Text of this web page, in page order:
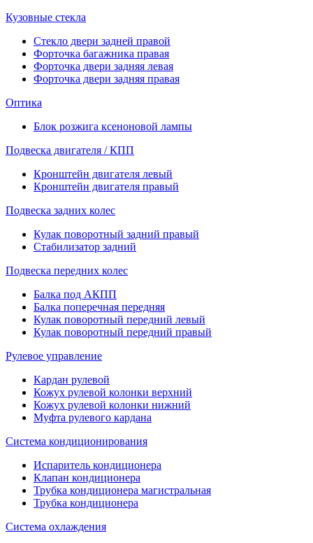
Кузовные стекла
Стекло двери задней правой
Форточка багажника правая
Форточка двери задняя левая
Форточка двери задняя правая
Оптика
Блок розжига ксеноновой лампы
Подвеска двигателя / КПП
Кронштейн двигателя левый
Кронштейн двигателя правый
Подвеска задних колес
Кулак поворотный задний правый
Стабилизатор задний
Подвеска передних колес
Балка под АКПП
Балка поперечная передняя
Кулак поворотный передний левый
Кулак поворотный передний правый
Рулевое управление
Кардан рулевой
Кожух рулевой колонки верхний
Кожух рулевой колонки нижний
Муфта рулевого кардана
Система кондиционирования
Испаритель кондиционера
Клапан кондиционера
Трубка кондиционера магистральная
Трубка кондиционера
Система охлаждения